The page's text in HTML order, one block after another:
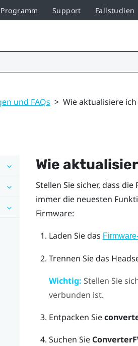
Support Fallstudien
und FAQs > Wie aktualisiere
Wie
Stellen Sie sicher, dass
immer die neuesten
Firmware:
Laden Sie das
Trennen Sie das
Wichtig: Stellen Sie
verbunden ist.
Entpacken Sie
Suchen Sie